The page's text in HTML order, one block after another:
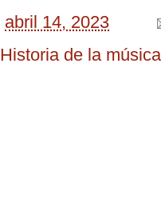
abril 14, 2023
Historia de la